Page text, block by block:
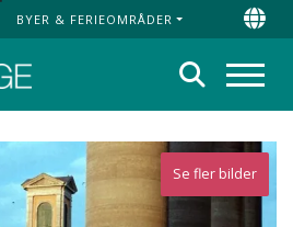
BYER & FERIEOMRÅDER
Søg
Se fler bilder